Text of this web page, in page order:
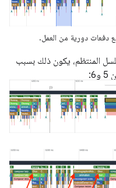
دفعات دورية من العمل.
المنتظم، يكون ذلك بسبب